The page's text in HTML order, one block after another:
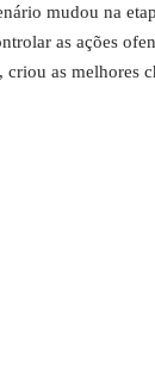
mudou na
as ações
criou as melhores